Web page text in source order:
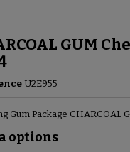
GUM
U2E955
Gum Package CHARCOAL
options